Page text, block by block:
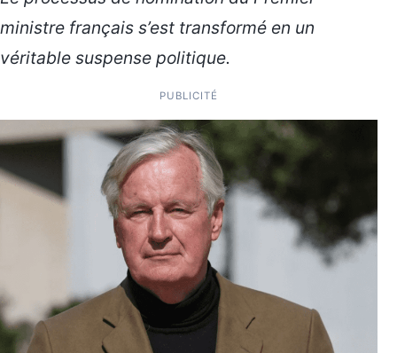
ministre français s’est transformé en un
véritable suspense politique.
PUBLICITÉ